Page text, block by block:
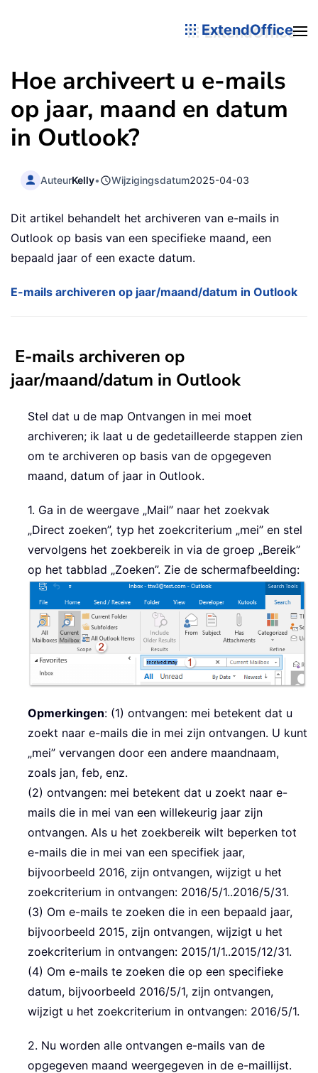
ExtendOffice
Hoe archiveert u e-mails
op jaar, maand en datum
in Outlook?
AuteurKelly• Wijzigingsdatum2025-04-03
Dit artikel behandelt het archiveren van e-mails in
Outlook op basis van een specifieke maand, een
bepaald jaar of een exacte datum.
E-mails archiveren op jaar/maand/datum in Outlook
E-mails archiveren op
jaar/maand/datum in Outlook
Stel dat u de map Ontvangen in mei moet
archiveren; ik laat u de gedetailleerde stappen zien
om te archiveren op basis van de opgegeven
maand, datum of jaar in Outlook.
1. Ga in de weergave „Mail” naar het zoekvak
„Direct zoeken”, typ het zoekcriterium „mei” en stel
vervolgens het zoekbereik in via de groep „Bereik”
op het tabblad „Zoeken”. Zie de schermafbeelding:
Opmerkingen: (1) ontvangen: mei betekent dat u
zoekt naar e-mails die in mei zijn ontvangen. U kunt
„mei” vervangen door een andere maandnaam,
zoals jan, feb, enz.
(2) ontvangen: mei betekent dat u zoekt naar e-
mails die in mei van een willekeurig jaar zijn
ontvangen. Als u het zoekbereik wilt beperken tot
e-mails die in mei van een specifiek jaar,
bijvoorbeeld 2016, zijn ontvangen, wijzigt u het
zoekcriterium in ontvangen: 2016/5/1..2016/5/31.
(3) Om e-mails te zoeken die in een bepaald jaar,
bijvoorbeeld 2015, zijn ontvangen, wijzigt u het
zoekcriterium in ontvangen: 2015/1/1..2015/12/31.
(4) Om e-mails te zoeken die op een specifieke
datum, bijvoorbeeld 2016/5/1, zijn ontvangen,
wijzigt u het zoekcriterium in ontvangen: 2016/5/1.
2. Nu worden alle ontvangen e-mails van de
opgegeven maand weergegeven in de e-maillijst.